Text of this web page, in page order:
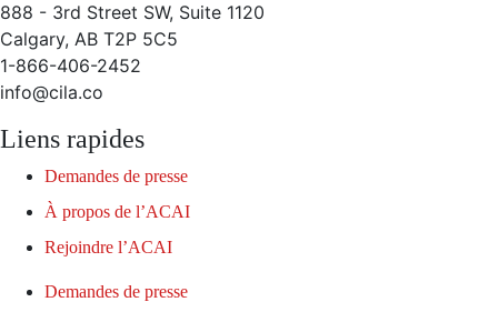
888 - 3rd Street SW, Suite 1120
Calgary, AB T2P 5C5
1-866-406-2452
info@cila.co
Liens rapides
Demandes de presse
À propos de l’ACAI
Rejoindre l’ACAI
Demandes de presse